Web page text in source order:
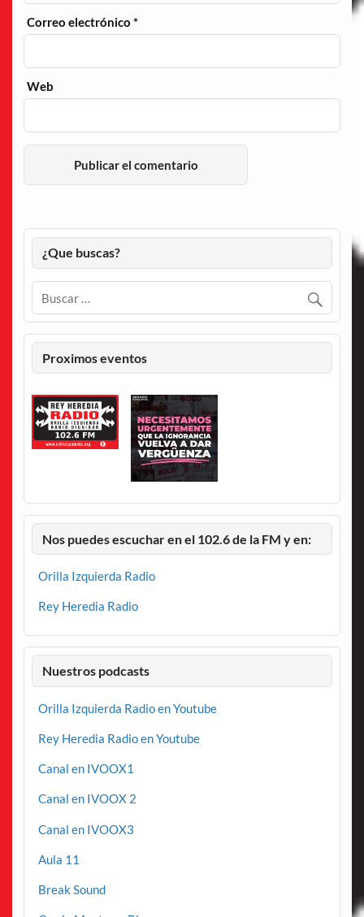
Correo electrónico*
Web
¿Que buscas?
Proximos eventos
Nos puedes escuchar en el 102.6 de la FM y en:
Orilla Izquierda Radio
Rey Heredia Radio
Nuestros podcasts
Orilla Izquierda Radio en Youtube
Rey Heredia Radio en Youtube
Canal en IVOOX1
Canal en IVOOX 2
Canal en IVOOX3
Aula 11
Break Sound